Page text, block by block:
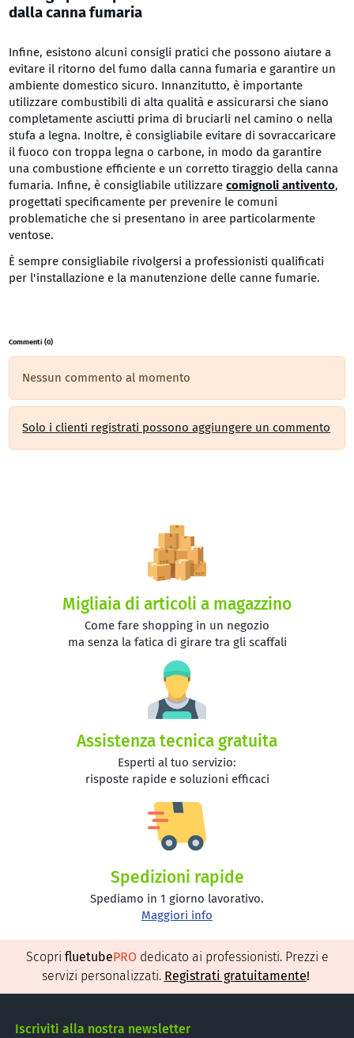
dalla canna fumaria
Infine, esistono alcuni consigli pratici che possono aiutare a
evitare il ritorno del fumo dalla canna fumaria e garantire un
ambiente domestico sicuro. Innanzitutto, è importante
utilizzare combustibili di alta qualità e assicurarsi che siano
completamente asciutti prima di bruciarli nel camino o nella
stufa a legna. Inoltre, è consigliabile evitare di sovraccaricare
il fuoco con troppa legna o carbone, in modo da garantire
una combustione efficiente e un corretto tiraggio della canna
fumaria. Infine, è consigliabile utilizzarecomignoli antivento,
progettati specificamente per prevenire le comuni
problematiche che si presentano in aree particolarmente
ventose.
È sempre consigliabile rivolgersi a professionisti qualificati
per l'installazione e la manutenzione delle canne fumarie.
Commenti (0)
Nessun commento al momento
Solo i clienti registrati possono aggiungere un commento
Migliaia di articoli a magazzino
Come fare shopping in un negozio
ma senza la fatica di girare tra gli scaffali
Assistenza tecnica gratuita
Esperti al tuo servizio:
risposte rapide e soluzioni efficaci
Spedizioni rapide
Spediamo in 1 giorno lavorativo.
Maggiori info
Scopri fluetubePRO dedicato ai professionisti. Prezzi e
servizi personalizzati. Registrati gratuitamente!
Iscriviti alla nostra newsletter